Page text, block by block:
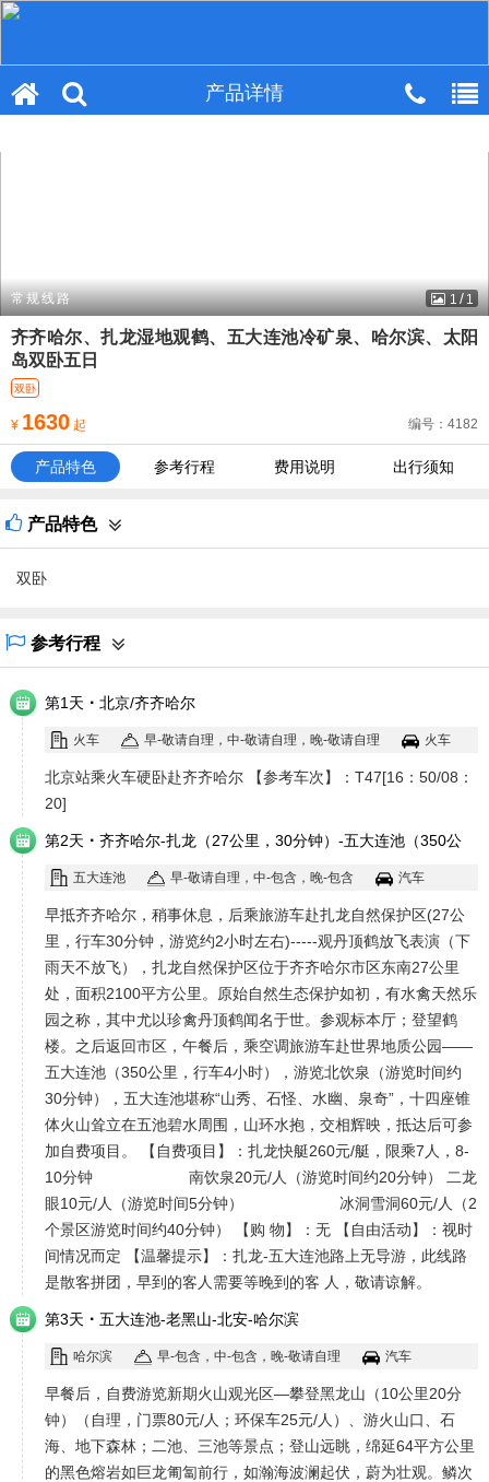
产品详情
1 / 1
常规线路
齐齐哈尔、扎龙湿地观鹤、五大连池冷矿泉、哈尔滨、太阳
岛双卧五日
双卧
¥ 1630 起 编号：4182
产品特色 参考行程 费用说明 出行须知
产品特色
双卧
参考行程
第1天 · 北京/齐齐哈尔
火车 早-敬请自理，中-敬请自理，晚-敬请自理 火车
北京站乘火车硬卧赴齐齐哈尔 【参考车次】：T47[16：50/08：
20]
第2天 · 齐齐哈尔-扎龙（27公里，30分钟）-五大连池（350公
里，行程时间4小时）
五大连池 早-敬请自理，中-包含，晚-包含 汽车
早抵齐齐哈尔，稍事休息，后乘旅游车赴扎龙自然保护区(27公
里，行车30分钟，游览约2小时左右)-----观丹顶鹤放飞表演（下
雨天不放飞），扎龙自然保护区位于齐齐哈尔市区东南27公里
处，面积2100平方公里。原始自然生态保护如初，有水禽天然乐
园之称，其中尤以珍禽丹顶鹤闻名于世。参观标本厅；登望鹤
楼。之后返回市区，午餐后，乘空调旅游车赴世界地质公园――
五大连池（350公里，行车4小时），游览北饮泉（游览时间约
30分钟），五大连池堪称“山秀、石怪、水幽、泉奇”，十四座锥
体火山耸立在五池碧水周围，山环水抱，交相辉映，抵达后可参
加自费项目。 【自费项目】：扎龙快艇260元/艇，限乘7人，8-
10分钟 南饮泉20元/人（游览时间约20分钟） 二龙
眼10元/人（游览时间5分钟） 冰洞雪洞60元/人（2
个景区游览时间约40分钟） 【购 物】：无 【自由活动】：视时
间情况而定 【温馨提示】：扎龙-五大连池路上无导游，此线路
是散客拼团，早到的客人需要等晚到的客 人，敬请谅解。
第3天 · 五大连池-老黑山-北安-哈尔滨
哈尔滨 早-包含，中-包含，晚-敬请自理 汽车
早餐后，自费游览新期火山观光区—攀登黑龙山（10公里20分
钟）（自理，门票80元/人；环保车25元/人）、游火山口、石
海、地下森林；二池、三池等景点；登山远眺，绵延64平方公里
的黑色熔岩如巨龙匍匐前行，如瀚海波澜起伏，蔚为壮观。鳞次